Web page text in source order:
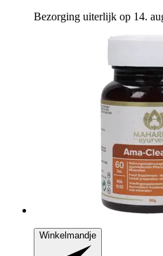
Bezorging uiterlijk op 14.
Winkelmandje